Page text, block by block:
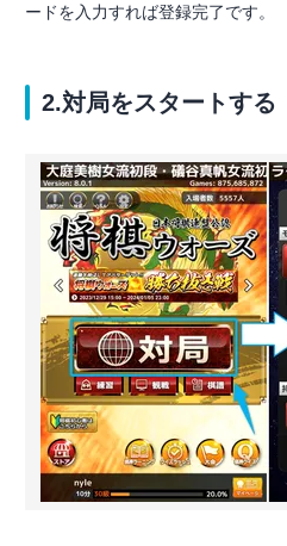
ードを入力すれば登録完了です。
2.対局をスタートする